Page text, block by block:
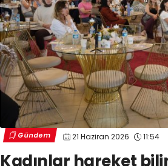
Gündem 21 Haziran 2026 11:54
Kadınlar hareket